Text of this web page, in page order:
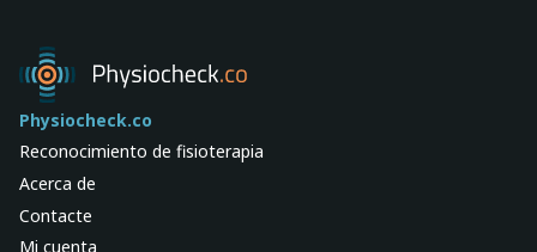
Physiocheck.co
Reconocimiento de fisioterapia
Acerca de
Contacte
Mi cuenta